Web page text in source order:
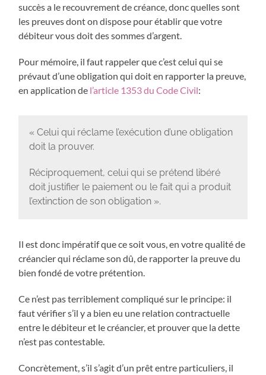
succès a le recouvrement de créance, donc quelles sont
les preuves dont on dispose pour établir que votre
débiteur vous doit des sommes d’argent.
Pour mémoire, il faut rappeler que c’est celui qui se
prévaut d’une obligation qui doit en rapporter la preuve,
en application de l’article 1353 du Code Civil:
« Celui qui réclame l’exécution d’une obligation
doit la prouver.
Réciproquement, celui qui se prétend libéré
doit justifier le paiement ou le fait qui a produit
l’extinction de son obligation ».
Il est donc impératif que ce soit vous, en votre qualité de
créancier qui réclame son dû, de rapporter la preuve du
bien fondé de votre prétention.
Ce n’est pas terriblement compliqué sur le principe: il
faut vérifier s’il y a bien eu une relation contractuelle
entre le débiteur et le créancier, et prouver que la dette
n’est pas contestable.
Concrètement, s’il s’agit d’un prêt entre particuliers, il